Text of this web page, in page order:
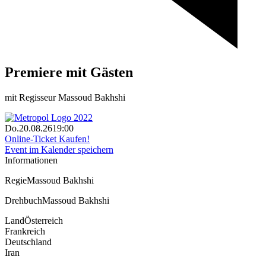
Premiere mit Gästen
mit Regisseur Massoud Bakhshi
Do.20.08.2619:00
Online-Ticket Kaufen!
Event im Kalender speichern
Informationen
RegieMassoud Bakhshi
DrehbuchMassoud Bakhshi
LandÖsterreich
Frankreich
Deutschland
Iran